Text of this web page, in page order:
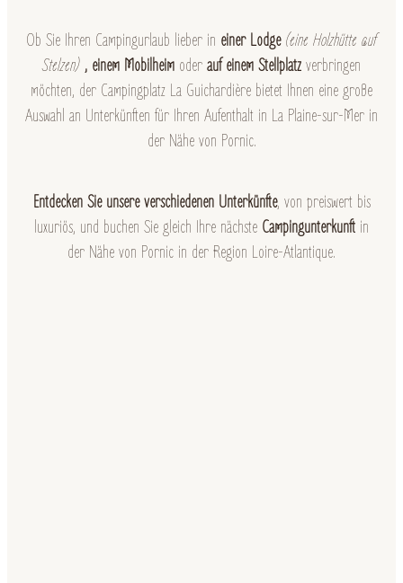
Ob Sie Ihren Campingurlaub lieber in einer Lodge (eine Holzhütte auf
Stelzen) , einem Mobilheim oder auf einem Stellplatz verbringen
möchten, der Campingplatz La Guichardière bietet Ihnen eine große
Auswahl an Unterkünften für Ihren Aufenthalt in La Plaine-sur-Mer in
der Nähe von Pornic.
Entdecken Sie unsere verschiedenen Unterkünfte, von preiswert bis
luxuriös, und buchen Sie gleich Ihre nächste Campingunterkunft in
der Nähe von Pornic in der Region Loire-Atlantique.